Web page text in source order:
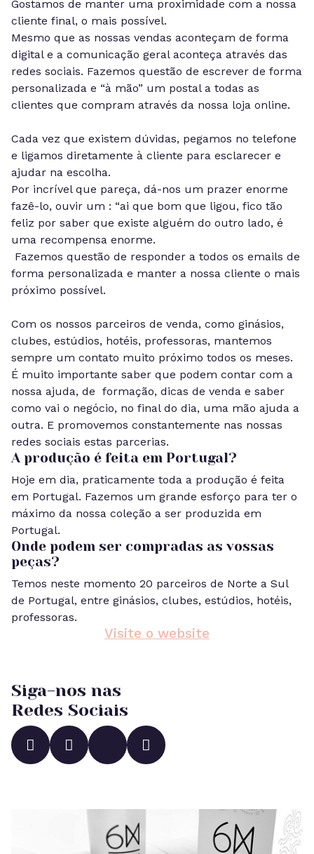
Gostamos de manter uma proximidade com a nossa
cliente final, o mais possível.
Mesmo que as nossas vendas aconteçam de forma
digital e a comunicação geral aconteça através das
redes sociais. Fazemos questão de escrever de forma
personalizada e “à mão” um postal a todas as
clientes que compram através da nossa loja online.
Cada vez que existem dúvidas, pegamos no telefone
e ligamos diretamente à cliente para esclarecer e
ajudar na escolha.
Por incrível que pareça, dá-nos um prazer enorme
fazê-lo, ouvir um : “ai que bom que ligou, fico tão
feliz por saber que existe alguém do outro lado, é
uma recompensa enorme.
Fazemos questão de responder a todos os emails de
forma personalizada e manter a nossa cliente o mais
próximo possível.
Com os nossos parceiros de venda, como ginásios,
clubes, estúdios, hotéis, professoras, mantemos
sempre um contato muito próximo todos os meses.
É muito importante saber que podem contar com a
nossa ajuda, de formação, dicas de venda e saber
como vai o negócio, no final do dia, uma mão ajuda a
outra. E promovemos constantemente nas nossas
redes sociais estas parcerias.
A produção é feita em Portugal?
Hoje em dia, praticamente toda a produção é feita
em Portugal. Fazemos um grande esforço para ter o
máximo da nossa coleção a ser produzida em
Portugal.
Onde podem ser compradas as vossas
peças?
Temos neste momento 20 parceiros de Norte a Sul
de Portugal, entre ginásios, clubes, estúdios, hotéis,
professoras.
Visite o website
Siga-nos nas
Redes Sociais